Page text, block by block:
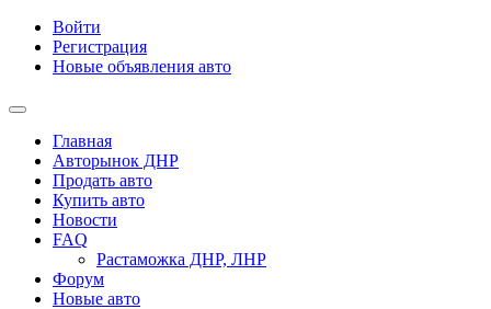
Войти
Регистрация
Новые объявления авто
Главная
Авторынок ДНР
Продать авто
Купить авто
Новости
FAQ
Растаможка ДНР, ЛНР
Форум
Новые авто